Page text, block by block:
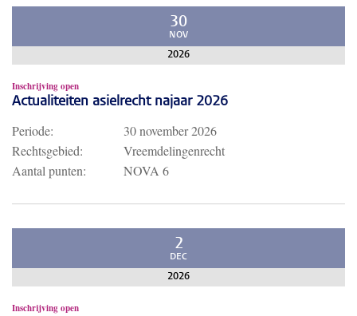
30
NOV
2026
Inschrijving open
Actualiteiten asielrecht najaar 2026
Periode:
30 november 2026
Rechtsgebied:
Vreemdelingenrecht
Aantal punten:
NOVA 6
2
DEC
2026
Inschrijving open